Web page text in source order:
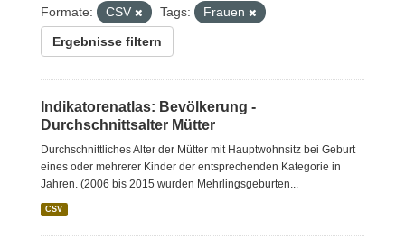
Formate: CSV Tags: Frauen
Ergebnisse filtern
Indikatorenatlas: Bevölkerung -
Durchschnittsalter Mütter
Durchschnittliches Alter der Mütter mit Hauptwohnsitz bei Geburt
eines oder mehrerer Kinder der entsprechenden Kategorie in
Jahren. (2006 bis 2015 wurden Mehrlingsgeburten...
CSV